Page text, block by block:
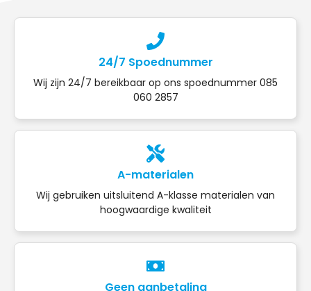
24/7 Spoednummer
Wij zijn 24/7 bereikbaar op ons spoednummer 085
060 2857
A-materialen
Wij gebruiken uitsluitend A-klasse materialen van
hoogwaardige kwaliteit
Geen aanbetaling